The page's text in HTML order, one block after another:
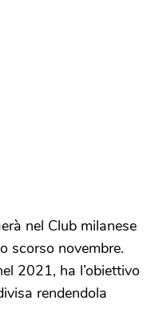
nel Club milanese
scorso novembre.
2021, ha l’obiettivo
rendendola